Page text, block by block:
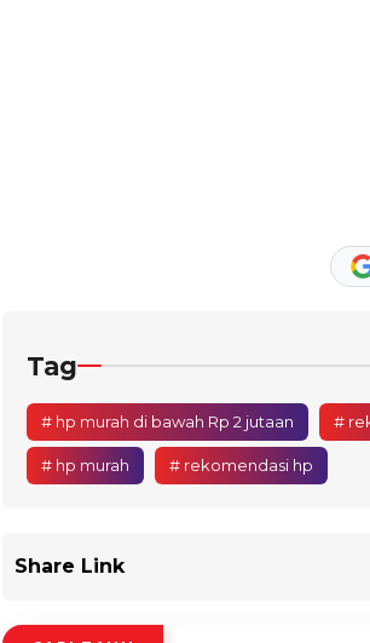
Tag
# hp murah di bawah Rp 2 jutaan #
# hp murah # rekomendasi hp
Share Link